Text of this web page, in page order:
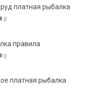
платная рыбалка
0
правила
0
платная рыбалка